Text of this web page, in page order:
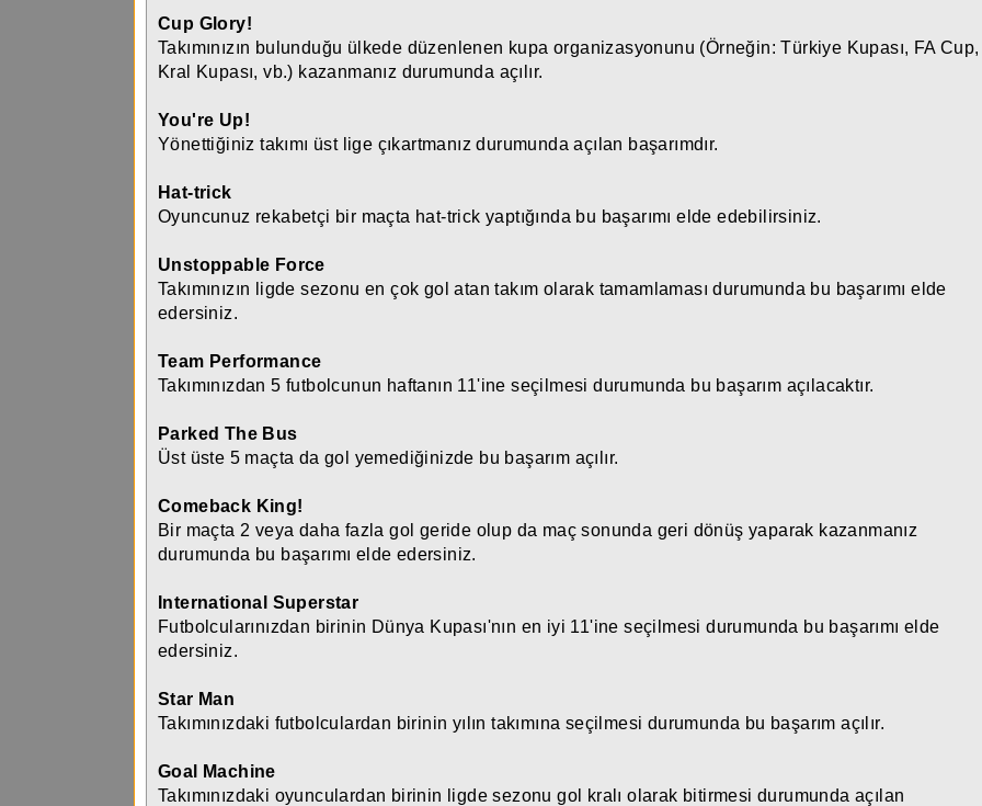
Cup Glory!
Takımınızın bulunduğu ülkede düzenlenen kupa organizasyonunu (Örneğin: Türkiye Kupası, FA Cup,
Kral Kupası, vb.) kazanmanız durumunda açılır.
You're Up!
Yönettiğiniz takımı üst lige çıkartmanız durumunda açılan başarımdır.
Hat-trick
Oyuncunuz rekabetçi bir maçta hat-trick yaptığında bu başarımı elde edebilirsiniz.
Unstoppable Force
Takımınızın ligde sezonu en çok gol atan takım olarak tamamlaması durumunda bu başarımı elde
edersiniz.
Team Performance
Takımınızdan 5 futbolcunun haftanın 11'ine seçilmesi durumunda bu başarım açılacaktır.
Parked The Bus
Üst üste 5 maçta da gol yemediğinizde bu başarım açılır.
Comeback King!
Bir maçta 2 veya daha fazla gol geride olup da maç sonunda geri dönüş yaparak kazanmanız
durumunda bu başarımı elde edersiniz.
International Superstar
Futbolcularınızdan birinin Dünya Kupası'nın en iyi 11'ine seçilmesi durumunda bu başarımı elde
edersiniz.
Star Man
Takımınızdaki futbolculardan birinin yılın takımına seçilmesi durumunda bu başarım açılır.
Goal Machine
Takımınızdaki oyunculardan birinin ligde sezonu gol kralı olarak bitirmesi durumunda açılan